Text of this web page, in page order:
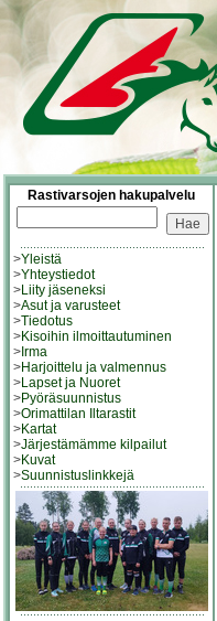
Rastivarsojen hakupalvelu
>Yleistä
>Yhteystiedot
>Liity jäseneksi
>Asut ja varusteet
>Tiedotus
>Kisoihin ilmoittautuminen
> Irma
>Harjoittelu ja valmennus
>Lapset ja Nuoret
>Pyöräsuunnistus
>Orimattilan Iltarastit
>Kartat
>Järjestämämme kilpailut
>Kuvat
>Suunnistuslinkkejä